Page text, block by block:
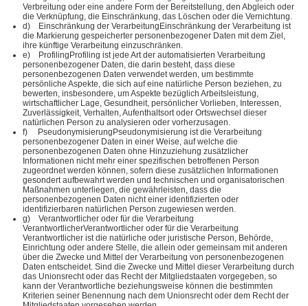
Verbreitung oder eine andere Form der Bereitstellung, den Abgleich oder
die Verknüpfung, die Einschränkung, das Löschen oder die Vernichtung.
d) Einschränkung der VerarbeitungEinschränkung der Verarbeitung ist
die Markierung gespeicherter personenbezogener Daten mit dem Ziel,
ihre künftige Verarbeitung einzuschränken.
e) ProfilingProfiling ist jede Art der automatisierten Verarbeitung
personenbezogener Daten, die darin besteht, dass diese
personenbezogenen Daten verwendet werden, um bestimmte
persönliche Aspekte, die sich auf eine natürliche Person beziehen, zu
bewerten, insbesondere, um Aspekte bezüglich Arbeitsleistung,
wirtschaftlicher Lage, Gesundheit, persönlicher Vorlieben, Interessen,
Zuverlässigkeit, Verhalten, Aufenthaltsort oder Ortswechsel dieser
natürlichen Person zu analysieren oder vorherzusagen.
f) PseudonymisierungPseudonymisierung ist die Verarbeitung
personenbezogener Daten in einer Weise, auf welche die
personenbezogenen Daten ohne Hinzuziehung zusätzlicher
Informationen nicht mehr einer spezifischen betroffenen Person
zugeordnet werden können, sofern diese zusätzlichen Informationen
gesondert aufbewahrt werden und technischen und organisatorischen
Maßnahmen unterliegen, die gewährleisten, dass die
personenbezogenen Daten nicht einer identifizierten oder
identifizierbaren natürlichen Person zugewiesen werden.
g) Verantwortlicher oder für die Verarbeitung
VerantwortlicherVerantwortlicher oder für die Verarbeitung
Verantwortlicher ist die natürliche oder juristische Person, Behörde,
Einrichtung oder andere Stelle, die allein oder gemeinsam mit anderen
über die Zwecke und Mittel der Verarbeitung von personenbezogenen
Daten entscheidet. Sind die Zwecke und Mittel dieser Verarbeitung durch
das Unionsrecht oder das Recht der Mitgliedstaaten vorgegeben, so
kann der Verantwortliche beziehungsweise können die bestimmten
Kriterien seiner Benennung nach dem Unionsrecht oder dem Recht der